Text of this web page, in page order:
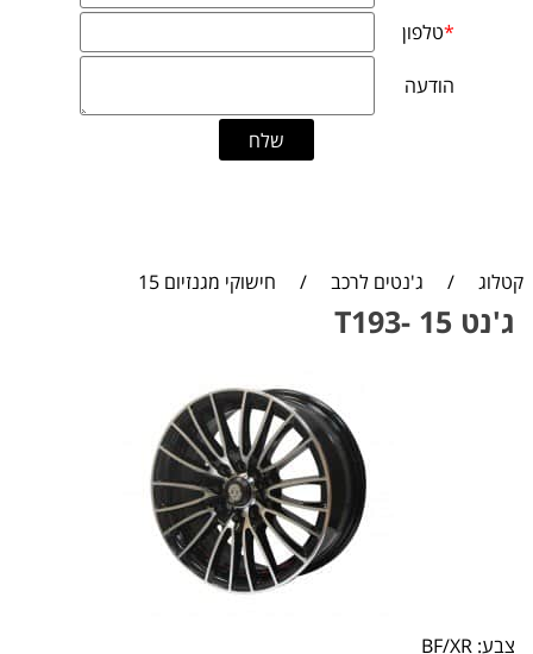
קטלוג / ג'נטים לרכב / חישוקי מגנזיום 15
ג'נט 15 -T193
צבע: BF/XR